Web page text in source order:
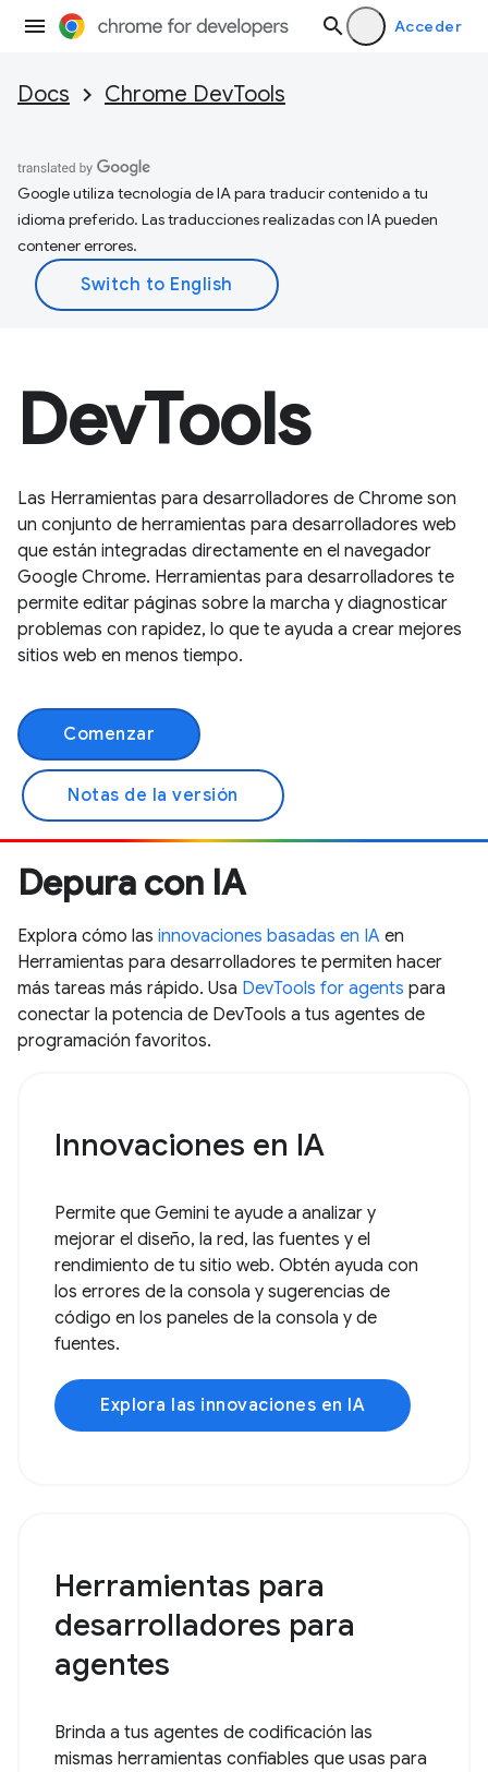
Acceder
Docs Chrome DevTools
Google utiliza tecnología de IA para traducir contenido a tu
idioma preferido. Las traducciones realizadas con IA pueden
contener errores.
DevTools
Las Herramientas para desarrolladores de Chrome son
un conjunto de herramientas para desarrolladores web
que están integradas directamente en el navegador
Google Chrome. Herramientas para desarrolladores te
permite editar páginas sobre la marcha y diagnosticar
problemas con rapidez, lo que te ayuda a crear mejores
sitios web en menos tiempo.
Comenzar
Notas de la versión
Depura con IA
Explora cómo las innovaciones basadas en IA en
Herramientas para desarrolladores te permiten hacer
más tareas más rápido. Usa DevTools for agents para
conectar la potencia de DevTools a tus agentes de
programación favoritos.
Innovaciones en IA
Permite que Gemini te ayude a analizar y
mejorar el diseño, la red, las fuentes y el
rendimiento de tu sitio web. Obtén ayuda con
los errores de la consola y sugerencias de
código en los paneles de la consola y de
fuentes.
Explora las innovaciones en IA
Herramientas para
desarrolladores para
agentes
Brinda a tus agentes de codificación las
mismas herramientas confiables que usas para